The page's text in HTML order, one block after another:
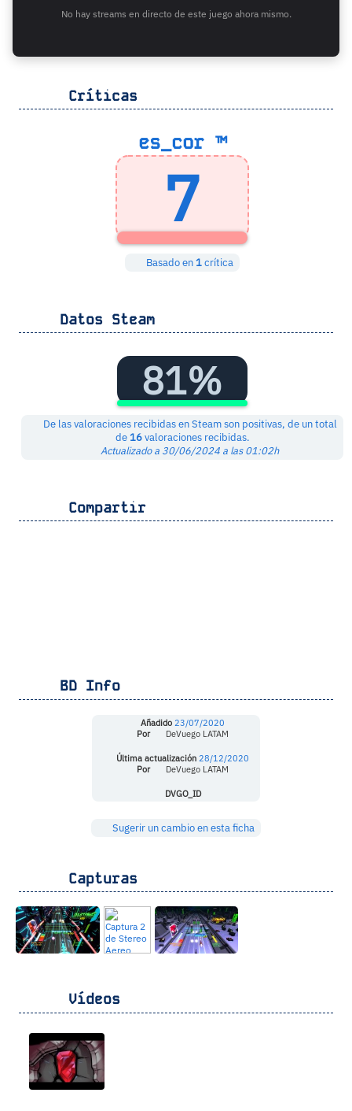
No hay streams en directo de este juego ahora mismo.
Críticas
es_cor ™
7
Basado en1crítica
Datos Steam
81%
De las valoraciones recibidas en Steam son positivas, de un total
de16valoraciones recibidas.
Actualizado a 30/06/2024 a las 01:02h
Compartir
BD Info
Añadido 23/07/2020
Por
DeVuego LATAM
Última actualización 28/12/2020
Por
DeVuego LATAM
DVGO_ID
Sugerir un cambio en esta ficha
Capturas
Vídeos